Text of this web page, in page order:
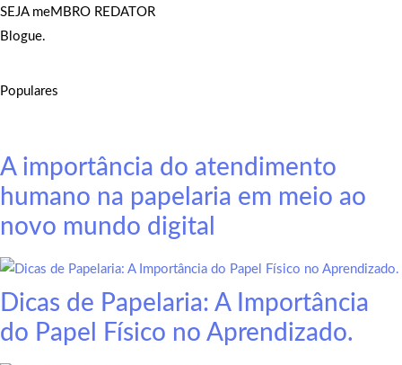
SEJA meMBRO REDATOR
Blogue.
Populares
A importância do atendimento
humano na papelaria em meio ao
novo mundo digital
Dicas de Papelaria: A Importância
do Papel Físico no Aprendizado.